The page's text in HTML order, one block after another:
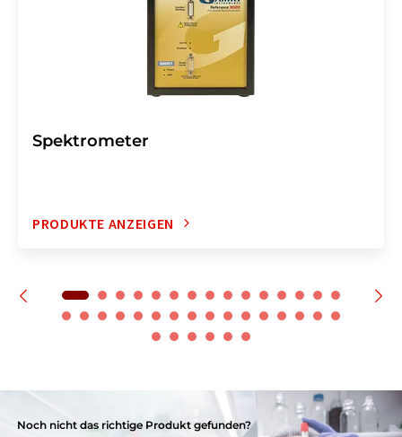
Spektrometer
PRODUKTE ANZEIGEN
Noch nicht das richtige Produkt gefunden?